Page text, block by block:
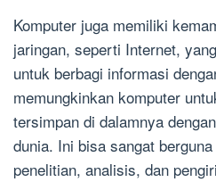
Komputer juga memiliki
jaringan, seperti Internet,
untuk berbagi informasi
memungkinkan komputer
tersimpan di dalamnya
dunia. Ini bisa sangat
penelitian, analisis, dan